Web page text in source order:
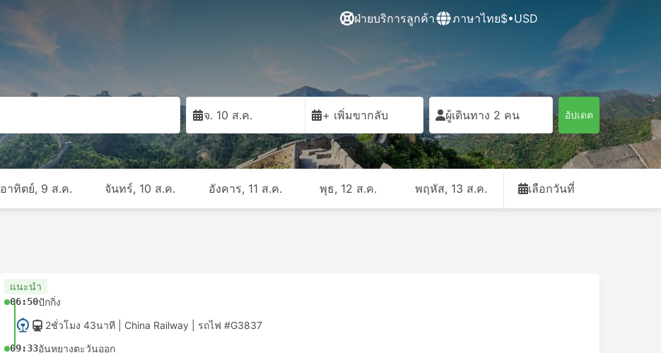
ฝ่ายบริการลูกค้า ภาษาไทย$•USD
จ. 10 ส.ค. + เพิ่มขากลับ ผู้เดินทาง 2 คน อัปเดต
อาทิตย์, 9 ส.ค. จันทร์, 10 ส.ค. อังคาร, 11 ส.ค. พุธ, 12 ส.ค. พฤหัส, 13 ส.ค. เลือกวันที่
แนะนำ
06:50ปักกิ่ง
2ชั่วโมง 43นาที | China Railway รถไฟ #G3837
09:33อันหยางตะวันออก